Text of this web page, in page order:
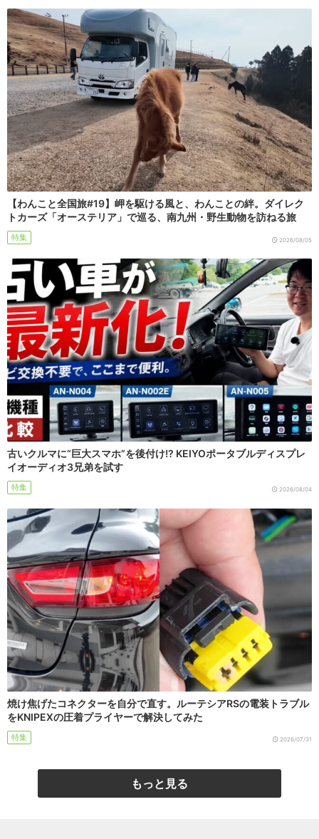
【わんこと全国旅#19】岬を駆ける風と、わんことの絆。ダイレク
トカーズ「オーステリア」で巡る、南九州・野生動物を訪ねる旅
特集 2026/08/05
古いクルマに“巨大スマホ”を後付け!? KEIYOポータブルディスプレ
イオーディオ3兄弟を試す
特集 2026/08/04
焼け焦げたコネクターを自分で直す。ルーテシアRSの電装トラブル
をKNIPEXの圧着プライヤーで解決してみた
特集 2026/07/31
もっと見る